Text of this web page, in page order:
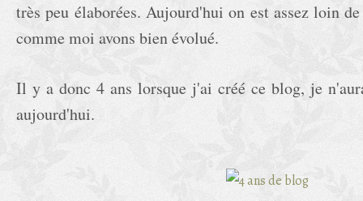
très peu élaborées. Aujourd'hui on est assez loin
comme moi avons bien évolué.
Il y a donc 4 ans lorsque j'ai créé ce blog, je
aujourd'hui.